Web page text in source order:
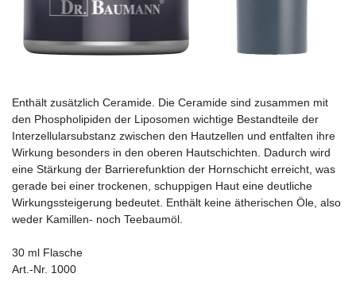
Enthält zusätzlich Ceramide. Die Ceramide sind zusammen mit
den Phospholipiden der Liposomen wichtige Bestandteile der
Interzellularsubstanz zwischen den Hautzellen und entfalten ihre
Wirkung besonders in den oberen Hautschichten. Dadurch wird
eine Stärkung der Barrierefunktion der Hornschicht erreicht, was
gerade bei einer trockenen, schuppigen Haut eine deutliche
Wirkungssteigerung bedeutet. Enthält keine ätherischen Öle, also
weder Kamillen- noch Teebaumöl.
30 ml Flasche
Art.-Nr. 1000